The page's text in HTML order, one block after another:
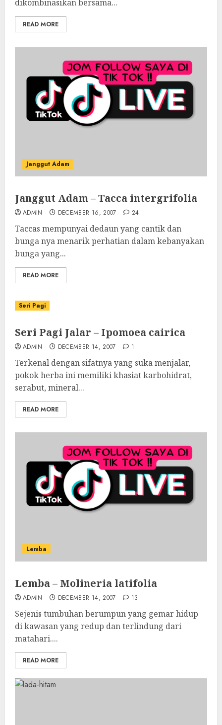
dikombinasikan bersama...
READ MORE
Janggut Adam
Janggut Adam – Tacca intergrifolia
ADMIN DECEMBER 16, 2007 24
Taccas mempunyai dedaun yang cantik dan
bunga nya menarik perhatian dalam kebanyakan
bunga yang...
READ MORE
Seri Pagi
Seri Pagi Jalar – Ipomoea cairica
ADMIN DECEMBER 14, 2007 1
Terkenal dengan sifatnya yang suka menjalar,
pokok herba ini memiliki khasiat karbohidrat,
serabut, mineral...
READ MORE
Lemba
Lemba – Molineria latifolia
ADMIN DECEMBER 14, 2007 13
Sejenis tumbuhan berumpun yang gemar hidup
di kawasan yang redup dan terlindung dari
matahari....
READ MORE